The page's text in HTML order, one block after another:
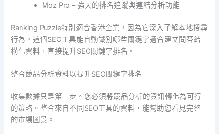
Moz Pro – 強大的排名追蹤與連結分析功能
Ranking Puzzle特別適合香港企業，因為它深入了解本地搜尋
行為。這個SEO工具能自動識別哪些關鍵字適合建立問答結
構化資料，直接提升SEO關鍵字排名。
整合競品分析資料以提升SEO關鍵字排名
收集數據只是第一步。您必須將競品分析的資訊轉化為可行
的策略。整合來自不同SEO工具的資料，能幫助您看見完整
的市場圖景。